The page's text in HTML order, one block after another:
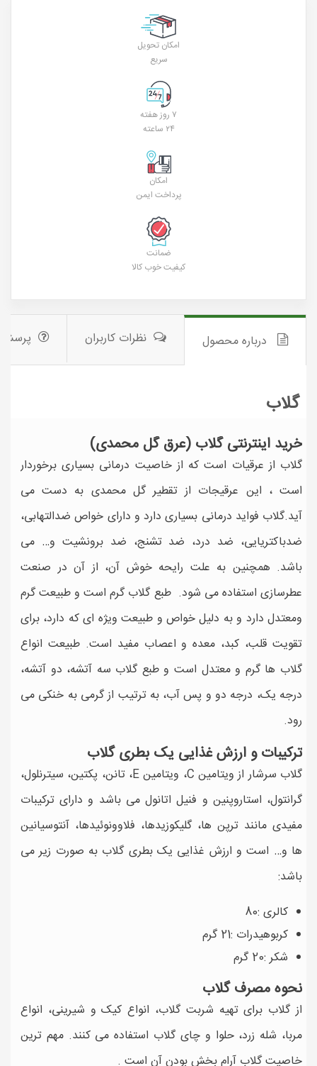
امکان تحویل
سریع
۷ روز هفته
۲۴ ساعته
امکان
پرداخت ایمن
ضمانت
کیفیت خوب کالا
درباره محصول نظرات کاربران
گلاب
خرید اینترنتی گلاب (عرق گل محمدی)
گلاب از عرقیات است که از خاصیت درمانی بسیاری برخوردار
است ، این عرقیجات از تقطیر گل محمدی به دست می
آید.گلاب فواید درمانی بسیاری دارد و دارای خواص ضدالتهابی،
ضدباکتریایی، ضد درد، ضد تشنج، ضد برونشیت و… می
باشد. همچنین به علت رایحه خوش آن، از آن در صنعت
عطرسازی استفاده می شود. طبع گلاب گرم است و طبیعت گرم
ومعتدل دارد و به دلیل خواص و طبیعت ویژه ای که دارد، برای
تقویت قلب، کبد، معده و اعصاب مفید است. طبیعت انواع
گلاب ها گرم و معتدل است و طبع گلاب سه آتشه، دو آتشه،
درجه یک، درجه دو و پس آب، به ترتیب از گرمی به خنکی می
رود.
ترکیبات و ارزش غذایی یک بطری گلاب
گلاب سرشار از ویتامین C، ویتامین E، تانن، پکتین، سیترنلول،
گرانتول، استاروپنین و فنیل اتانول می باشد و دارای ترکیبات
مفیدی مانند ترپن ها، گلیکوزیدها، فلاوونوئیدها، آنتوسیانین
ها و… است و ارزش غذایی یک بطری گلاب به صورت زیر می
باشد:
کالری :80
کربوهیدرات :21 گرم
شکر :20 گرم
نحوه مصرف گلاب
از گلاب برای تهیه شربت گلاب، انواع کیک و شیرینی، انواع
مربا، شله زرد، حلوا و چای گلاب استفاده می کنند. مهم ترین
خاصیت گلاب آرام بخش بودن آن است .